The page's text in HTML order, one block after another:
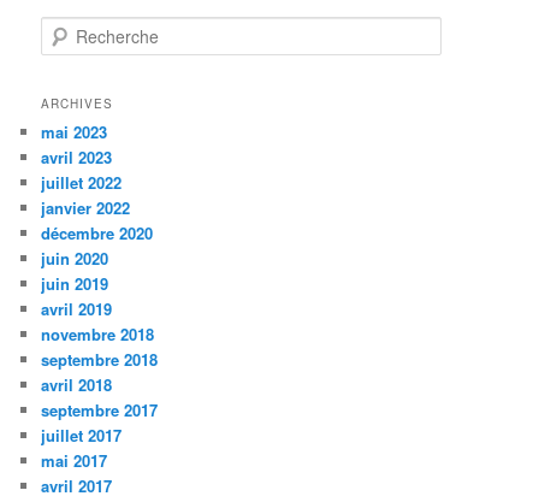
e
h
r
c
h
e
ARCHIVES
mai 2023
avril 2023
juillet 2022
janvier 2022
décembre 2020
juin 2020
juin 2019
avril 2019
novembre 2018
septembre 2018
avril 2018
septembre 2017
juillet 2017
mai 2017
avril 2017